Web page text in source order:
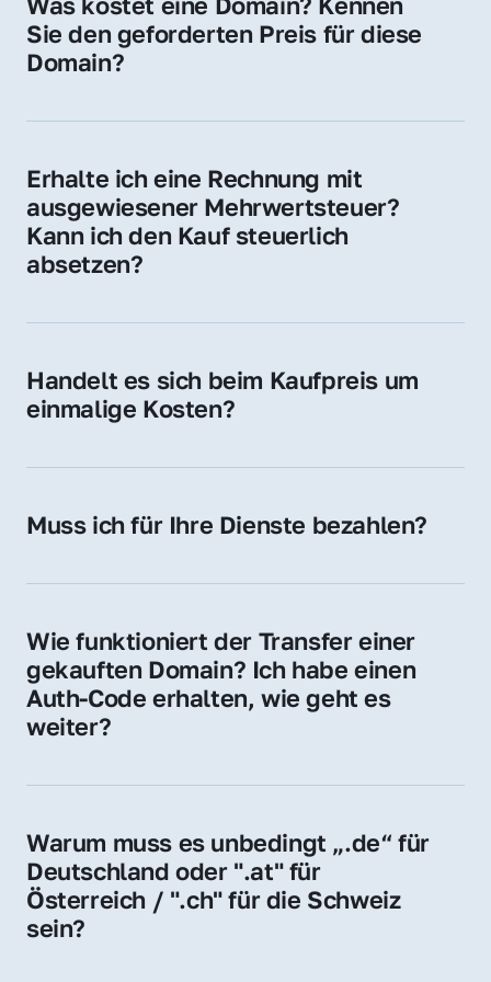
Adressen oder als digitale Investition.
Sie den geforderten Preis für diese
Domain?
Domain liegt ein konkreter Kaufpreis vor –
unverbindliches Angebot.
Erhalte ich eine Rechnung mit
ausgewiesener Mehrwertsteuer?
Kann ich den Kauf steuerlich
absetzen?
Für Unternehmen ist der Kauf in der Regel
Handelt es sich beim Kaufpreis um
einmalige Kosten?
späteren Betrieb der Domain (z. B. beim
Gebühren an. Diese bewegen sich für .de
Muss ich für Ihre Dienste bezahlen?
der Domain – ohne zusätzliche Vermittlungs-
Wie funktioniert der Transfer einer
gekauften Domain? Ich habe einen
Auth-Code erhalten, wie geht es
weiter?
Provider, die Domain zu übernehmen. Gerne
schnellen Prozess.
Warum muss es unbedingt „.de“ für
Deutschland oder ".at" für
Österreich / ".ch" für die Schweiz
sein?